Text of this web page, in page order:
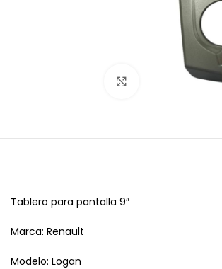
Haga clic para
Tablero para pantalla 9″
Marca: Renault
Modelo: Logan